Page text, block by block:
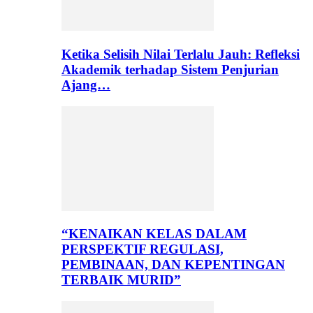
Ketika Selisih Nilai Terlalu Jauh: Refleksi
Akademik terhadap Sistem Penjurian
Ajang…
“KENAIKAN KELAS DALAM
PERSPEKTIF REGULASI,
PEMBINAAN, DAN KEPENTINGAN
TERBAIK MURID”